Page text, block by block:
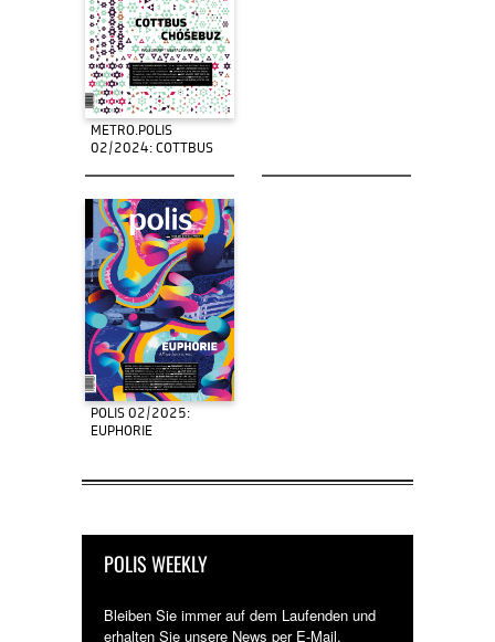
METRO.POLIS
02/2024: COTTBUS
POLIS 02/2025:
EUPHORIE
POLIS WEEKLY
Bleiben Sie immer auf dem Laufenden und
erhalten Sie unsere News per E-Mail.